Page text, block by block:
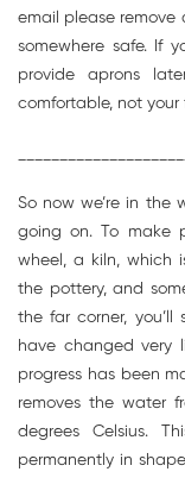
email please
somewhere safe. If
provide aprons
comfortable, not your
So now we’re in the
going on. To make
wheel, a kiln, which
the pottery, and
the far corner, you’ll
have changed very
progress has been
removes the water
degrees Celsius.
permanently in